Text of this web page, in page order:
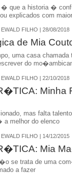
� que a historia �
explicados com
FILHO | 28/08/2018
de Mia
uma casa
do
FILHO | 22/10/2018
Minha
mas falta
a melhor do elenco
FILHO | 14/12/2015
Mia
se trata de uma
a fazer